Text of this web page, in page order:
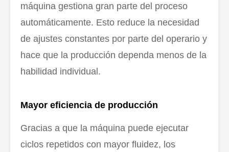
máquina gestiona gran parte del proceso
automáticamente. Esto reduce la necesidad
de ajustes constantes por parte del operario y
hace que la producción dependa menos de la
habilidad individual.
Mayor eficiencia de producción
Gracias a que la máquina puede ejecutar
ciclos repetidos con mayor fluidez, los